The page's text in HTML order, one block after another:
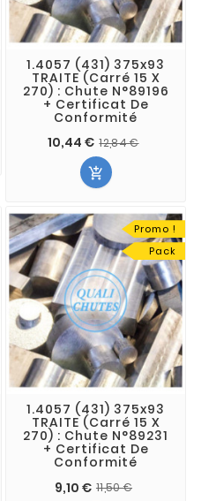
1.4057 (431) 375x93
TRAITE (Carré 15 X
270) : Chute N°89196
+ Certificat De
Conformité
10,44 € 12,84 €

Promo !
Pack
1.4057 (431) 375x93
TRAITE (Carré 15 X
270) : Chute N°89231
+ Certificat De
Conformité
9,10 € 11,50 €